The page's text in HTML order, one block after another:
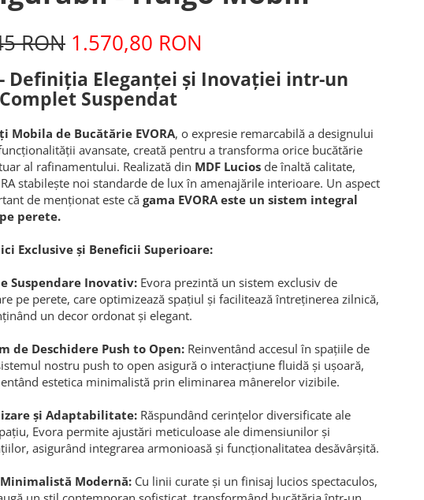
RON 1.570,80 RON
- Definiția Eleganței și Inovației intr-un
Suspendat
Mobila de Bucătărie EVORA, o expresie remarcabilă a designului
avansate, creată pentru a transforma orice bucătărie
al rafinamentului. Realizată din MDF Lucios de înaltă calitate,
stabilește noi standarde de lux în amenajările interioare. Un aspect
de menționat este că gama EVORA este un sistem integral
perete.
Exclusive și Beneficii Superioare:
Suspendare Inovativ: Evora prezintă un sistem exclusiv de
pe perete, care optimizează spațiul și facilitează întreținerea zilnică,
un decor ordonat și elegant.
de Deschidere Push to Open: Reinventând accesul în spațiile de
nostru push to open asigură o interacțiune fluidă și ușoară,
estetica minimalistă prin eliminarea mânerelor vizibile.
și Adaptabilitate: Răspundând cerințelor diversificate ale
Evora permite ajustări meticuloase ale dimensiunilor și
asigurând integrarea armonioasă și funcționalitatea desăvârșită.
Modernă: Cu linii curate și un finisaj lucios spectaculos,